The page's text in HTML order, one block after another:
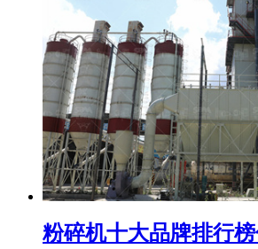
粉碎机十大品牌排行